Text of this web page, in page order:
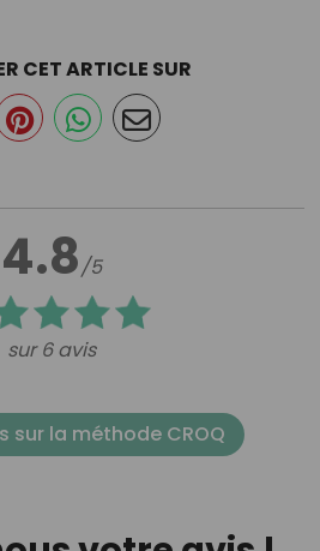
4.8/5
sur 6 avis
CET ARTICLE SUR
sur la méthode CROQ